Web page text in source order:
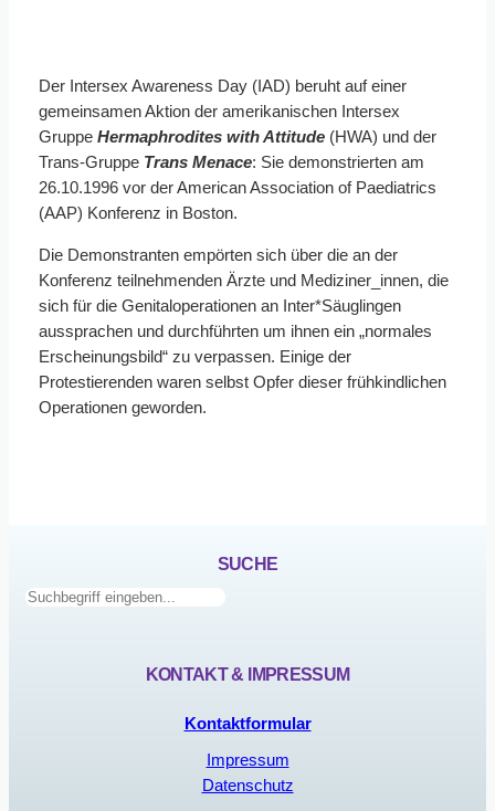
Der Intersex Awareness Day (IAD) beruht auf einer
gemeinsamen Aktion der amerikanischen Intersex
Gruppe Hermaphrodites with Attitude (HWA) und der
Trans-Gruppe Trans Menace: Sie demonstrierten am
26.10.1996 vor der American Association of Paediatrics
(AAP) Konferenz in Boston.
Die Demonstranten empörten sich über die an der
Konferenz teilnehmenden Ärzte und Mediziner_innen, die
sich für die Genitaloperationen an Inter*Säuglingen
aussprachen und durchführten um ihnen ein „normales
Erscheinungsbild“ zu verpassen. Einige der
Protestierenden waren selbst Opfer dieser frühkindlichen
Operationen geworden.
SUCHE
Suchen
KONTAKT & IMPRESSUM
Kontaktformular
Impressum
Datenschutz